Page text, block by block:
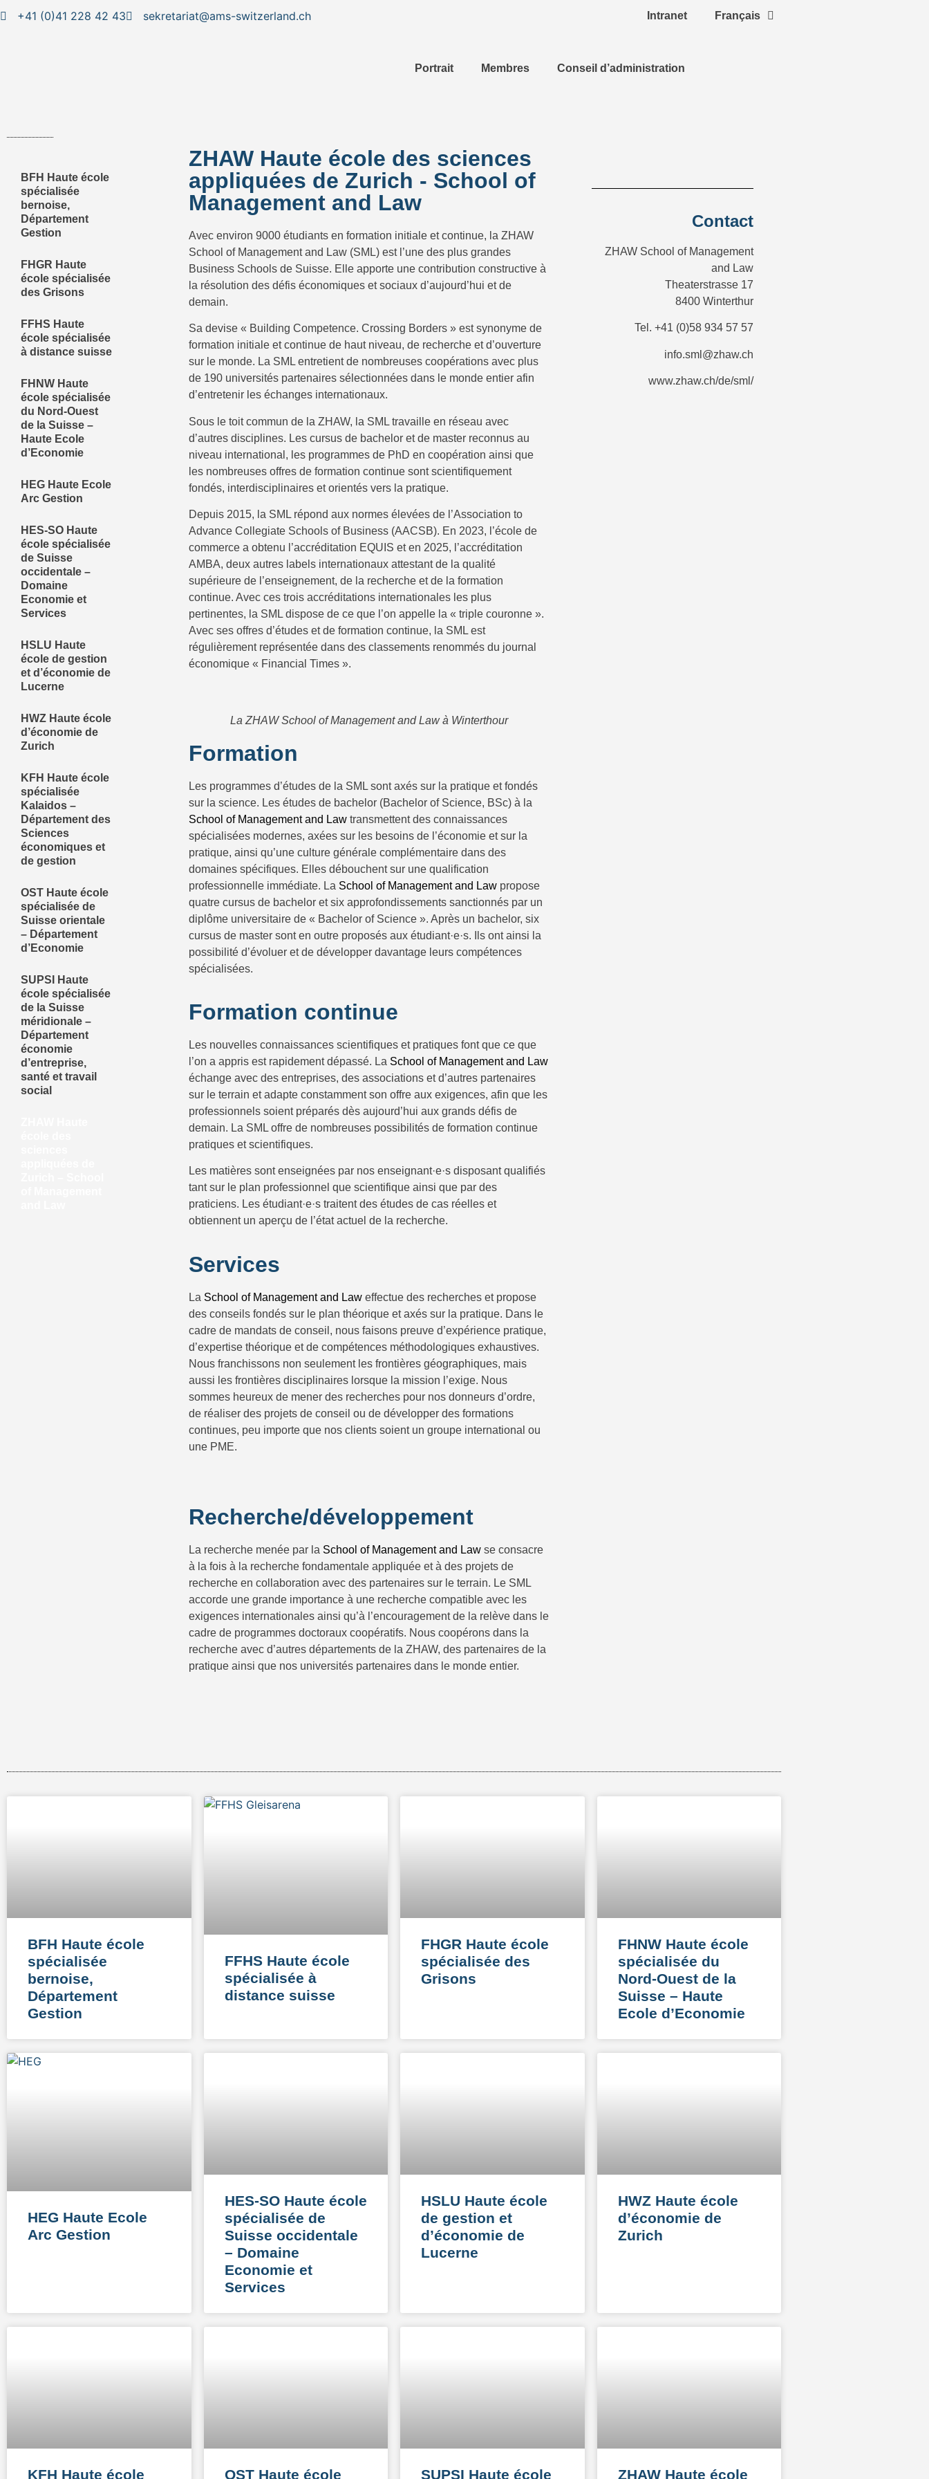
+41 (0)41 228 42 43 sekretariat@ams-switzerland.ch Intranet Français
Portrait Membres Conseil d’administration
BFH Haute école
spécialisée
bernoise,
Département
Gestion
FHGR Haute
école spécialisée
des Grisons
FFHS Haute
école spécialisée
à distance suisse
FHNW Haute
école spécialisée
du Nord-Ouest
de la Suisse –
Haute Ecole
d’Economie
HEG Haute Ecole
Arc Gestion
HES-SO Haute
école spécialisée
de Suisse
occidentale –
Domaine
Economie et
Services
HSLU Haute
école de gestion
et d’économie de
Lucerne
HWZ Haute école
d’économie de
Zurich
KFH Haute école
spécialisée
Kalaidos –
Département des
Sciences
économiques et
de gestion
OST Haute école
spécialisée de
Suisse orientale
– Département
d’Economie
SUPSI Haute
école spécialisée
de la Suisse
méridionale –
Département
économie
d’entreprise,
santé et travail
social
ZHAW Haute école des sciences
appliquées de Zurich - School of
Management and Law
Avec environ 9000 étudiants en formation initiale et continue, la ZHAW
School of Management and Law (SML) est l’une des plus grandes
Business Schools de Suisse. Elle apporte une contribution constructive à
la résolution des défis économiques et sociaux d’aujourd’hui et de
demain.
Sa devise « Building Competence. Crossing Borders » est synonyme de
formation initiale et continue de haut niveau, de recherche et d’ouverture
sur le monde. La SML entretient de nombreuses coopérations avec plus
de 190 universités partenaires sélectionnées dans le monde entier afin
d’entretenir les échanges internationaux.
Sous le toit commun de la ZHAW, la SML travaille en réseau avec
d’autres disciplines. Les cursus de bachelor et de master reconnus au
niveau international, les programmes de PhD en coopération ainsi que
les nombreuses offres de formation continue sont scientifiquement
fondés, interdisciplinaires et orientés vers la pratique.
Depuis 2015, la SML répond aux normes élevées de l’Association to
Advance Collegiate Schools of Business (AACSB). En 2023, l’école de
commerce a obtenu l’accréditation EQUIS et en 2025, l’accréditation
AMBA, deux autres labels internationaux attestant de la qualité
supérieure de l’enseignement, de la recherche et de la formation
continue. Avec ces trois accréditations internationales les plus
pertinentes, la SML dispose de ce que l’on appelle la « triple couronne ».
Avec ses offres d’études et de formation continue, la SML est
régulièrement représentée dans des classements renommés du journal
économique « Financial Times ».
La ZHAW School of Management and Law à Winterthour
Formation
Les programmes d’études de la SML sont axés sur la pratique et fondés
sur la science. Les études de bachelor (Bachelor of Science, BSc) à la
School of Management and Lawtransmettent des connaissances
spécialisées modernes, axées sur les besoins de l’économie et sur la
pratique, ainsi qu’une culture générale complémentaire dans des
domaines spécifiques. Elles débouchent sur une qualification
professionnelle immédiate. La School of Management and Lawpropose
quatre cursus de bachelor et six approfondissements sanctionnés par un
diplôme universitaire de « Bachelor of Science ». Après un bachelor, six
cursus de master sont en outre proposés aux étudiant·e·s. Ils ont ainsi la
possibilité d’évoluer et de développer davantage leurs compétences
spécialisées.
Formation continue
Les nouvelles connaissances scientifiques et pratiques font que ce que
l’on a appris est rapidement dépassé. La School of Management and Law
échange avec des entreprises, des associations et d’autres partenaires
sur le terrain et adapte constamment son offre aux exigences, afin que les
professionnels soient préparés dès aujourd’hui aux grands défis de
demain. La SML offre de nombreuses possibilités de formation continue
pratiques et scientifiques.
Les matières sont enseignées par nos enseignant·e·s disposant qualifiés
tant sur le plan professionnel que scientifique ainsi que par des
praticiens. Les étudiant·e·s traitent des études de cas réelles et
obtiennent un aperçu de l’état actuel de la recherche.
Services
La School of Management and Laweffectue des recherches et propose
des conseils fondés sur le plan théorique et axés sur la pratique. Dans le
cadre de mandats de conseil, nous faisons preuve d’expérience pratique,
d’expertise théorique et de compétences méthodologiques exhaustives.
Nous franchissons non seulement les frontières géographiques, mais
aussi les frontières disciplinaires lorsque la mission l’exige. Nous
sommes heureux de mener des recherches pour nos donneurs d’ordre,
de réaliser des projets de conseil ou de développer des formations
continues, peu importe que nos clients soient un groupe international ou
une PME.
Recherche/développement
La recherche menée par la School of Management and Lawse consacre
à la fois à la recherche fondamentale appliquée et à des projets de
recherche en collaboration avec des partenaires sur le terrain. Le SML
accorde une grande importance à une recherche compatible avec les
exigences internationales ainsi qu’à l’encouragement de la relève dans le
cadre de programmes doctoraux coopératifs. Nous coopérons dans la
recherche avec d’autres départements de la ZHAW, des partenaires de la
pratique ainsi que nos universités partenaires dans le monde entier.
Contact
ZHAW School of Management
and Law
Theaterstrasse 17
8400 Winterthur
Tel. +41 (0)58 934 57 57
info.sml@zhaw.ch
www.zhaw.ch/de/sml/
BFH Haute école
spécialisée
bernoise,
Département
Gestion
FFHS Haute école
spécialisée à
distance suisse
FHGR Haute école
spécialisée des
Grisons
FHNW Haute école
spécialisée du
Nord-Ouest de la
Suisse – Haute
Ecole d’Economie
HEG Haute Ecole
Arc Gestion
HES-SO Haute école
spécialisée de
Suisse occidentale
– Domaine
Economie et
Services
HSLU Haute école
de gestion et
d’économie de
Lucerne
HWZ Haute école
d’économie de
Zurich
KFH Haute école OST Haute école SUPSI Haute école ZHAW Haute école